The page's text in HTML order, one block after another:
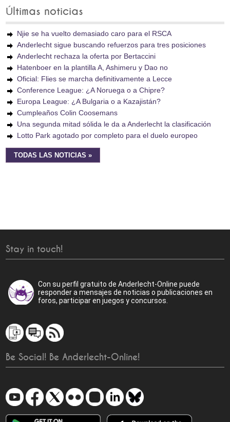
Últimas noticias
Njie se ha vuelto demasiado caro para el RSCA
Anderlecht sigue buscando refuerzos para tres posiciones
Anderlecht rechaza la oferta por Bertaccini
Hatenboer en la plantilla A, Ashimeru y Dao no
Oficial: Flies se marcha definitivamente a Lecce
Conference League: ¿A Noruega o a Chipre?
Europa League: ¿A Bulgaria o a Kazajistán?
Cumpleaños Colin Coosemans
Una segunda mitad sólida le da a Anderlecht la clasificación
Lotto Park agotado por completo para el duelo europeo
TODAS LAS NOTICIAS »
Stay in touch!
Con su perfil gratuito de Anderlecht-Online puede
responder a mensajes de noticias o publicaciones en
foros, participar en juegos y concursos.
Be Social! Be Anderlecht-Online!